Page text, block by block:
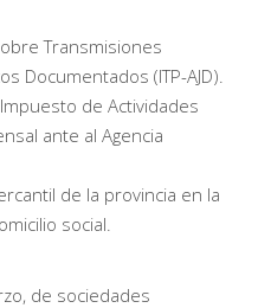
Transmisiones
Documentados (ITP-AJD).
de Actividades
ante al Agencia
de la provincia en la
social.
de sociedades